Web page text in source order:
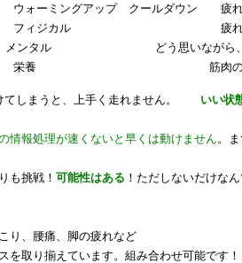
ミングアップ クールダウン 疲れ度
ィジカル 疲れやすいが負
どう思いながら、行うのかで
筋肉の状態に影
てしまうと、上手く走れません。 いい状
情報処理が速くないと早くは動けません 。
も挑戦！ 可能性はある ！ただしないだけな
り、腰痛、脚の疲れなど
を取り揃えています。組み合わせ可能です！